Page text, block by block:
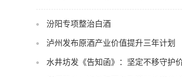
汾阳专项整治白酒
泸州发布原酒产业价值提升三年计划
水井坊发《告知函》：坚定不移守护